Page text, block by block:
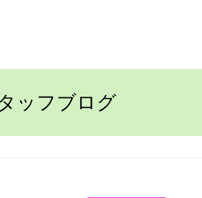
ッフブログ